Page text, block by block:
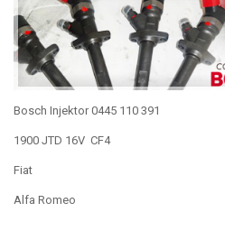
Bosch Injektor 0445 110 391
1900 JTD 16V CF4
Fiat
Alfa Romeo